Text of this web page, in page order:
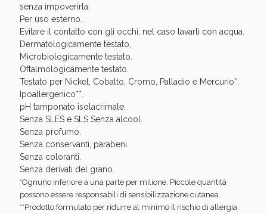
senza impoverirla.
Per uso esterno.
Evitare il contatto con gli occhi; nel caso lavarli con acqua.
Dermatologicamente testato,
Microbiologicamente testato.
Oftalmologicamente testato.
Testato per Nickel, Cobalto, Cromo, Palladio e Mercurio*.
Ipoallergenico**.
pH tamponato isolacrimale.
Senza SLES e SLS Senza alcool.
Senza profumo.
Senza conservanti, parabeni.
Senza coloranti.
Senza derivati del grano.
*Ognuno inferiore a una parte per milione. Piccole quantità
possono essere responsabili di sensibilizzazione cutanea.
**Prodotto formulato per ridurre al minimo il rischio di allergia.
Sconto fino al 55% disponibile oggi!